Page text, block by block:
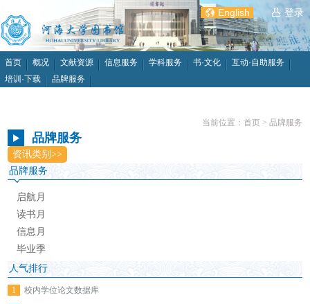
English 登录
首页 概况 文献资源 信息服务 学科服务 书·文化
互动·自助服务
培训·下载
品牌服务
当前位置： 首页> 品牌服务
品牌服务
资讯类别>>
品牌服务
启航月
读书月
信息月
毕业季
人气排行
1
校内学位论文数据库